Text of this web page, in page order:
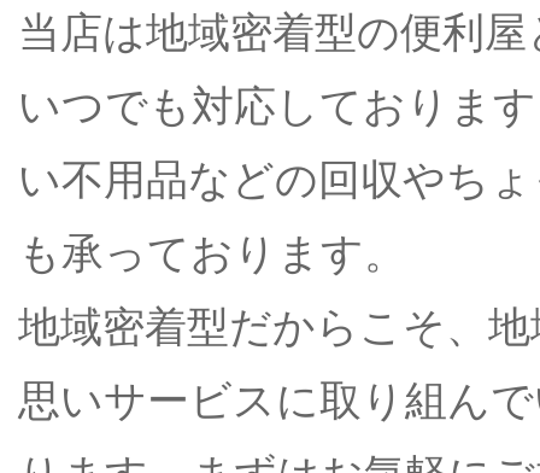
当店は地域密着型の便利
いつでも対応しておりま
い不用品などの回収やち
も承っております。
地域密着型だからこそ、
思いサービスに取り組ん